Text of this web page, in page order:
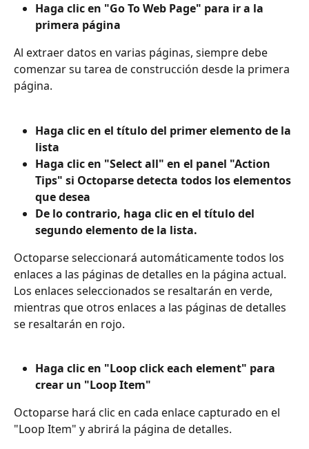
Haga clic en "Go To Web Page" para ir a la
primera página
Al extraer datos en varias páginas, siempre debe
comenzar su tarea de construcción desde la primera
página.
Haga clic en el título del primer elemento de la
lista
Haga clic en "Select all" en el panel "Action
Tips" si Octoparse detecta todos los elementos
que desea
De lo contrario, haga clic en el título del
segundo elemento de la lista.
Octoparse seleccionará automáticamente todos los
enlaces a las páginas de detalles en la página actual.
Los enlaces seleccionados se resaltarán en verde,
mientras que otros enlaces a las páginas de detalles
se resaltarán en rojo.
Haga clic en "Loop click each element" para
crear un "Loop Item"
Octoparse hará clic en cada enlace capturado en el
"Loop Item" y abrirá la página de detalles.